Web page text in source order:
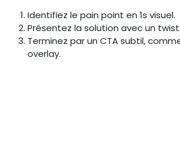
Identifiez le pain point en 1s visuel.
Présentez la solution avec un
Terminez par un CTA subtil,
overlay.